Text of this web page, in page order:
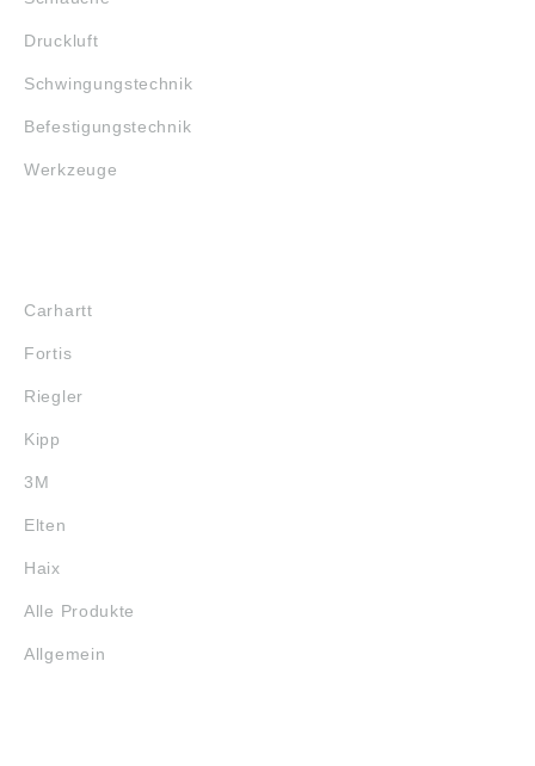
Druckluft
Schwingungstechnik
Befestigungstechnik
Werkzeuge
Carhartt
Fortis
Riegler
Kipp
3M
Elten
Haix
Alle Produkte
Allgemein